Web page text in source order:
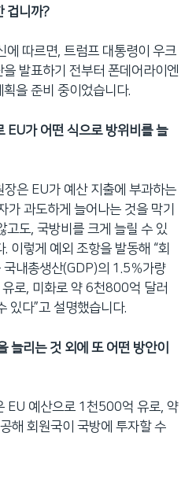
겁니까?
에 따르면, 트럼프 대통령이 우크
발표하기 전부터 폰데어라이엔
을 준비 중이었습니다.
EU가 어떤 식으로 방위비를 늘
은 EU가 예산 지출에 부과하는
가 과도하게 늘어나는 것을 막기
고도, 국방비를 크게 늘릴 수 있
이렇게 예외 조항을 발동해 “회
국내총생산(GDP)의 1.5％가량
로, 미화로 약 6천800억 달러
있다”고 설명했습니다.
늘리는 것 외에 또 어떤 방안이
EU 예산으로 1천500억 유로, 약
해 회원국이 국방에 투자할 수